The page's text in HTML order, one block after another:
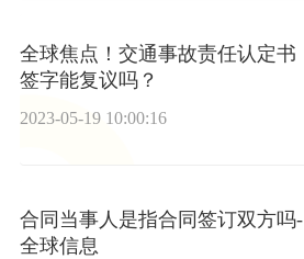
全球焦点！交通事故责任认定书
签字能复议吗？
2023-05-19 10:00:16
合同当事人是指合同签订双方吗-
全球信息